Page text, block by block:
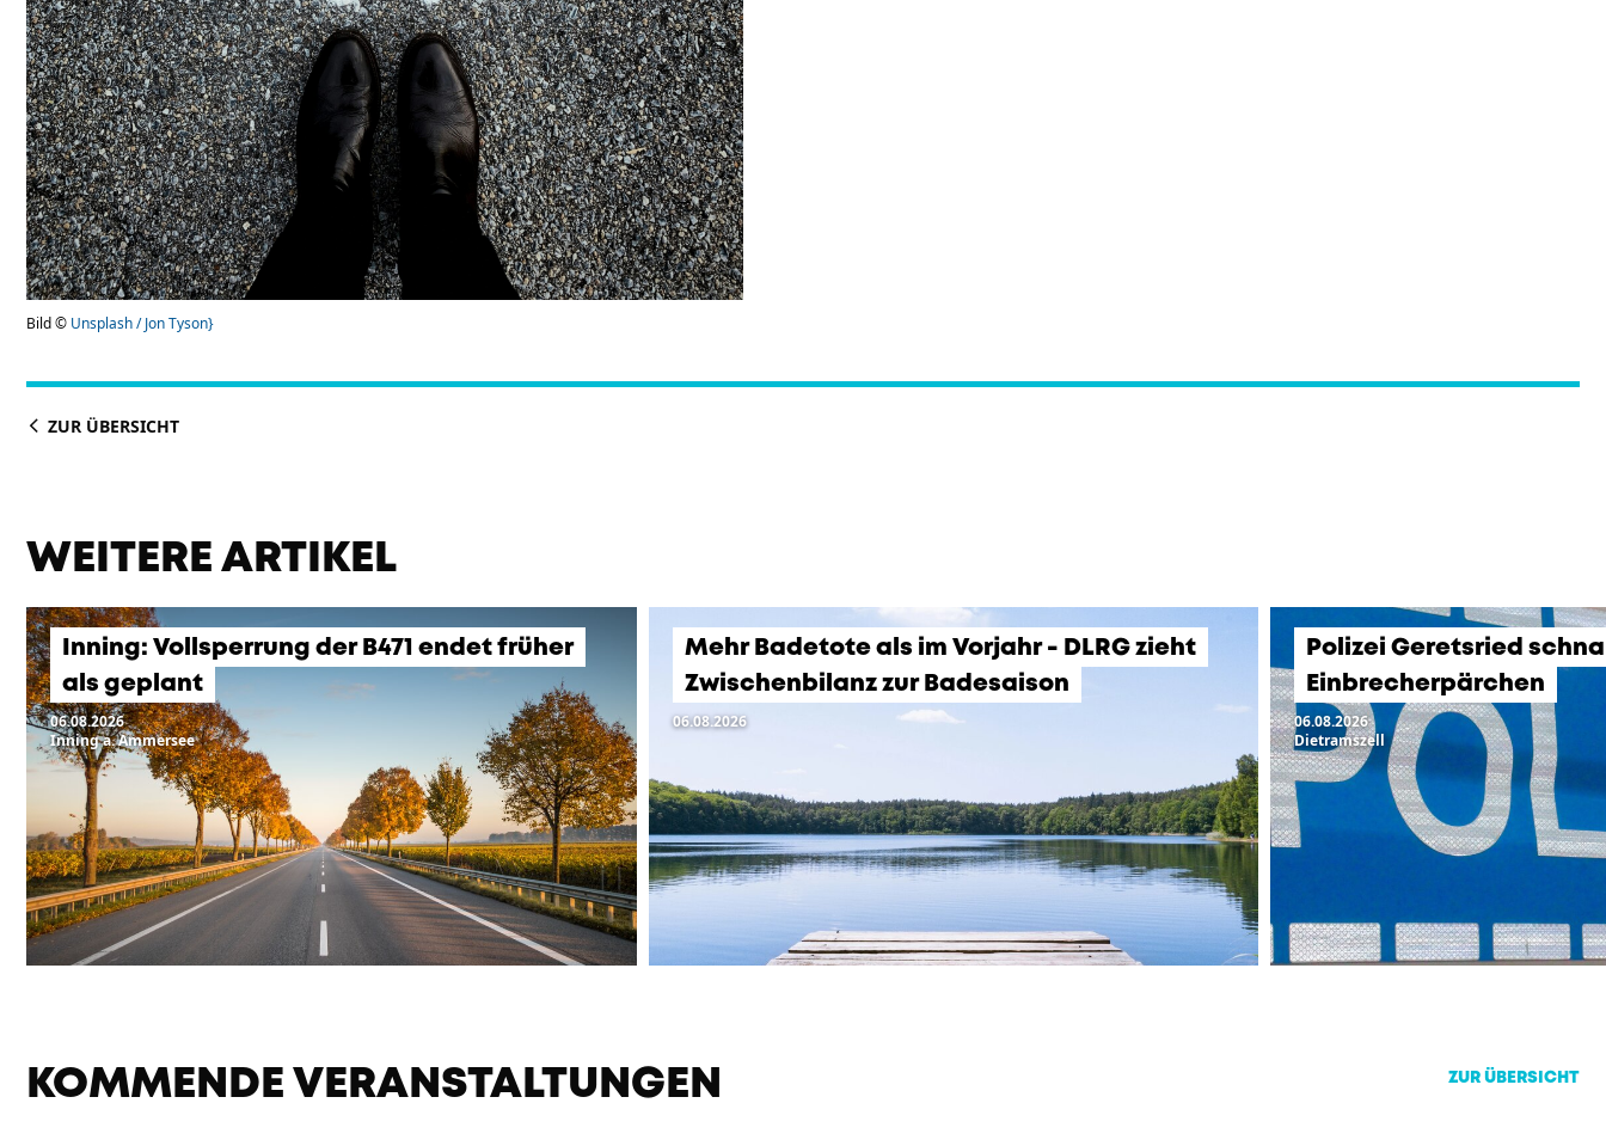
Bild © Unsplash / Jon Tyson}
ZUR ÜBERSICHT
WEITERE ARTIKEL
Inning: Vollsperrung der B471 endet früher
als geplant
06.08.2026
Inning a. Ammersee
Mehr Badetote als im Vorjahr - DLRG zieht
Zwischenbilanz zur Badesaison
06.08.2026
Polizei Geretsried
Einbrecherpärchen
06.08.2026
Dietramszell
KOMMENDE VERANSTALTUNGEN ZUR ÜBERSICHT